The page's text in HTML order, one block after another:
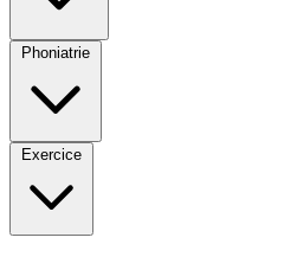
Phoniatrie
Exercice